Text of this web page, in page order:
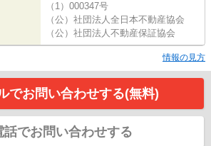
（1）000347号
（公）社団法人全日本不動産協会
（公）社団法人不動産保証協会
情報の見方
でお問い合わせする(無料)
話でお問い合わせする